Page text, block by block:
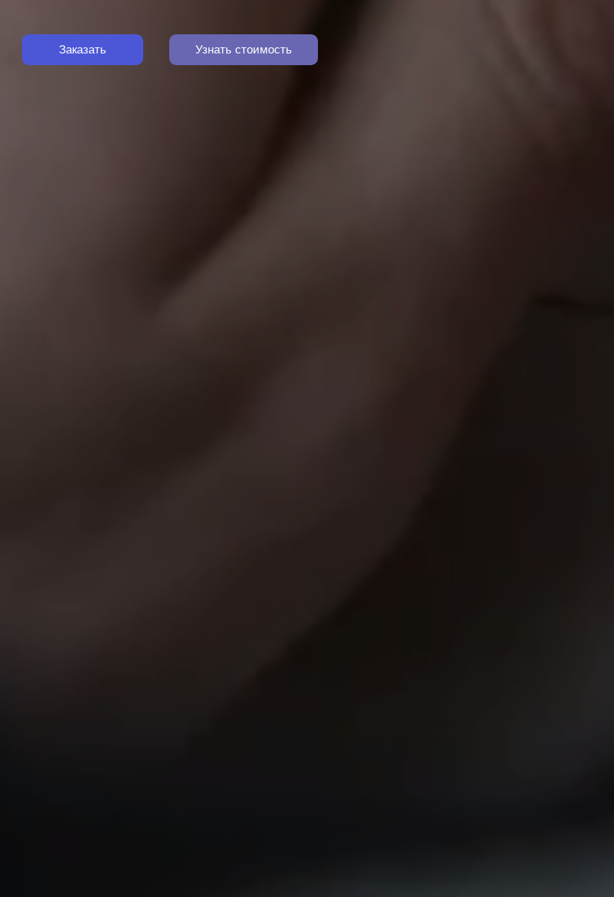
Заказать Узнать стоимость